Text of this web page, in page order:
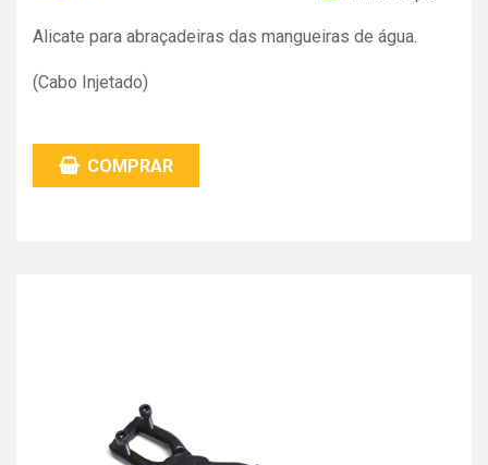
Alicate para abraçadeiras das mangueiras de água.
(Cabo Injetado)
COMPRAR